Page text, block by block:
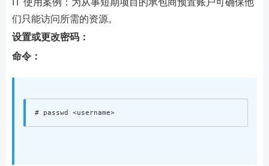
们只能访问所需的资源。
设置或更改密码：
命令：